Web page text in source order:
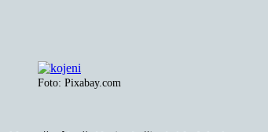
Foto: Pixabay.com